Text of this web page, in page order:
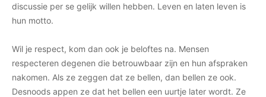
discussie per se gelijk willen hebben. Leven en laten leven is
hun motto.
Wil je respect, kom dan ook je beloftes na. Mensen
respecteren degenen die betrouwbaar zijn en hun afspraken
nakomen. Als ze zeggen dat ze bellen, dan bellen ze ook.
Desnoods appen ze dat het bellen een uurtje later wordt. Ze